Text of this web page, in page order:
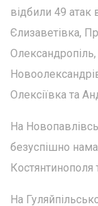
відбили 49 атак
Єлизаветівка,
Олександропіль,
Олексіївка та
На
безуспішно
Костянтинополя
На